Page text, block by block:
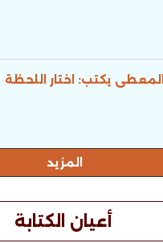
يكتب: اختار اللحظة
المزيد
أعيان الكتابة